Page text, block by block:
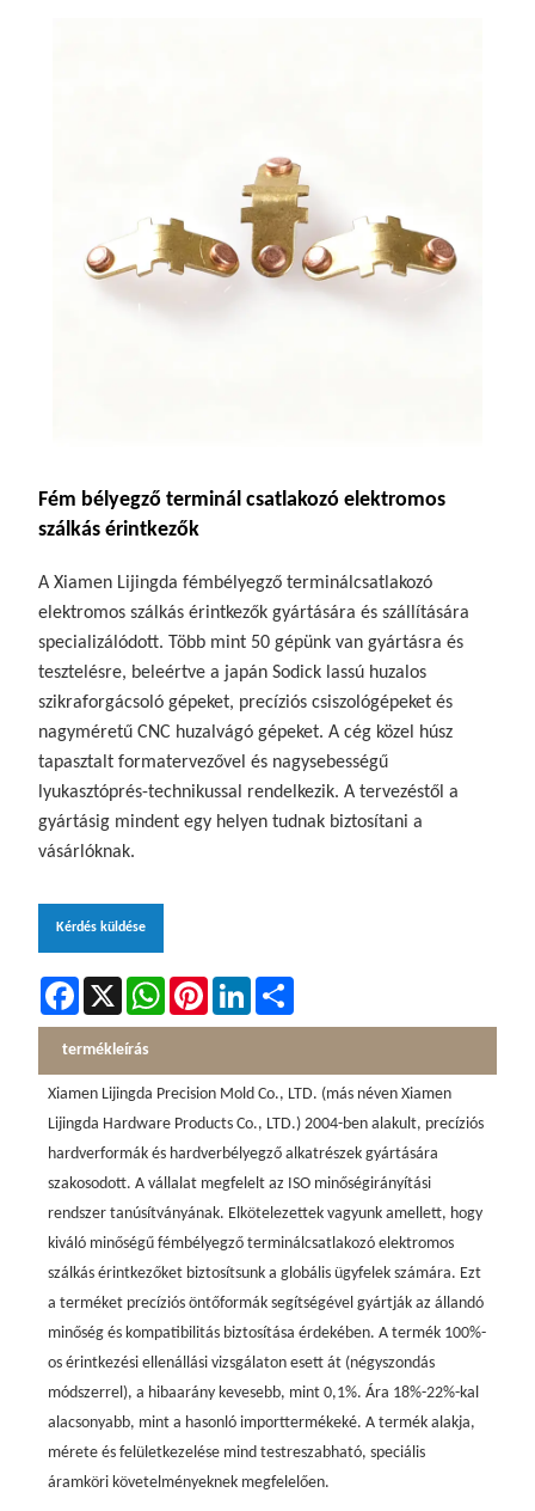
Fém bélyegző terminál csatlakozó elektromos
szálkás érintkezők
A Xiamen Lijingda fémbélyegző terminálcsatlakozó
elektromos szálkás érintkezők gyártására és szállítására
specializálódott. Több mint 50 gépünk van gyártásra és
tesztelésre, beleértve a japán Sodick lassú huzalos
szikraforgácsoló gépeket, precíziós csiszológépeket és
nagyméretű CNC huzalvágó gépeket. A cég közel húsz
tapasztalt formatervezővel és nagysebességű
lyukasztóprés-technikussal rendelkezik. A tervezéstől a
gyártásig mindent egy helyen tudnak biztosítani a
vásárlóknak.
Kérdés küldése
Facebook
X WhatsAppPinterestLinkedIn
termékleírás
Xiamen Lijingda Precision Mold Co., LTD. (más néven Xiamen
Lijingda Hardware Products Co., LTD.) 2004-ben alakult, precíziós
hardverformák és hardverbélyegző alkatrészek gyártására
szakosodott. A vállalat megfelelt az ISO minőségirányítási
rendszer tanúsítványának. Elkötelezettek vagyunk amellett, hogy
kiváló minőségű fémbélyegző terminálcsatlakozó elektromos
szálkás érintkezőket biztosítsunk a globális ügyfelek számára. Ezt
a terméket precíziós öntőformák segítségével gyártják az állandó
minőség és kompatibilitás biztosítása érdekében. A termék 100%-
os érintkezési ellenállási vizsgálaton esett át (négyszondás
módszerrel), a hibaarány kevesebb, mint 0,1%. Ára 18%-22%-kal
alacsonyabb, mint a hasonló importtermékeké. A termék alakja,
mérete és felületkezelése mind testreszabható, speciális
áramköri követelményeknek megfelelően.